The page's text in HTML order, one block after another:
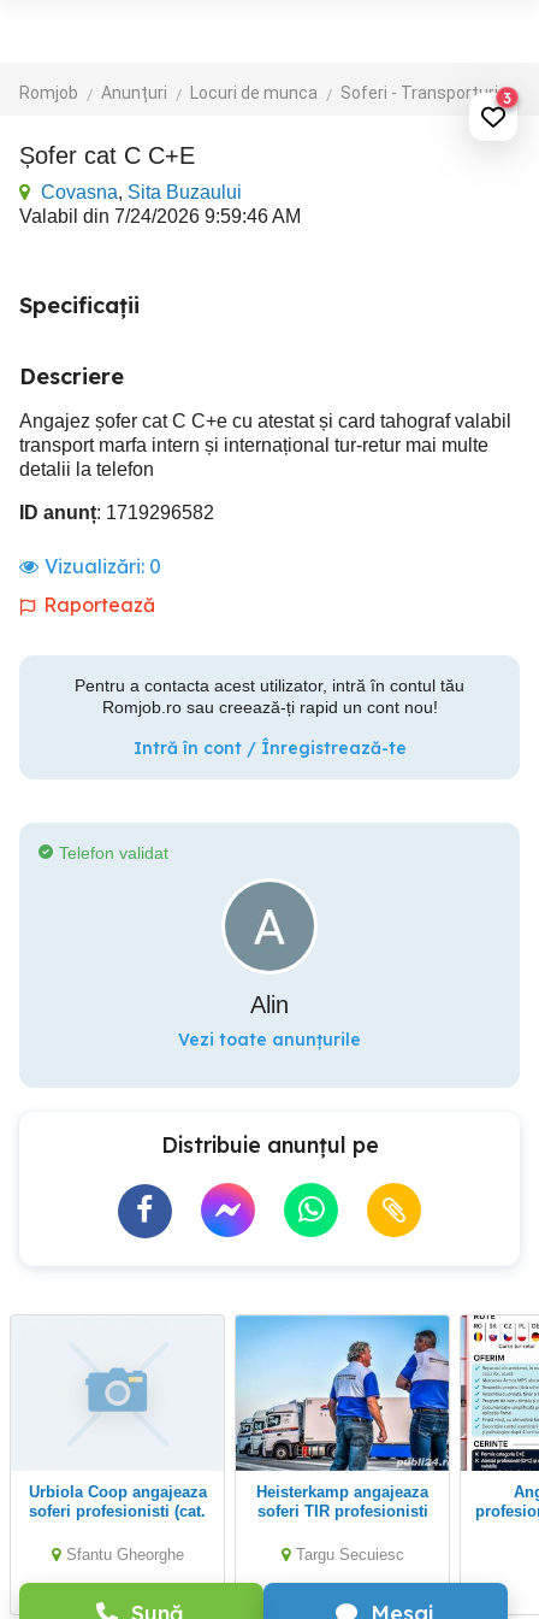
Romjob Anunțuri Locuri de munca Soferi - Transporturi 3
Șofer cat C C+E
Covasna, Sita Buzaului
Valabil din 7/24/2026 9:59:46 AM
Specificații
Descriere
Angajez șofer cat C C+e cu atestat și card tahograf valabil
transport marfa intern și internațional tur-retur mai multe
detalii la telefon
ID anunț: 1719296582
Vizualizări: 0
Raportează
Pentru a contacta acest utilizator, intră în contul tău
Romjob.ro sau creează-ți rapid un cont nou!
Intră în cont / Înregistrează-te
Telefon validat
Alin
Vezi toate anunțurile
Distribuie anunțul pe
Urbiola Coop angajeaza
soferi profesionisti (cat.
experienta. Contract
Sfantu Gheorghe
Heisterkamp angajeaza
soferi TIR profesionisti
Secuiesc
Targu Secuiesc
Angajăm șofer